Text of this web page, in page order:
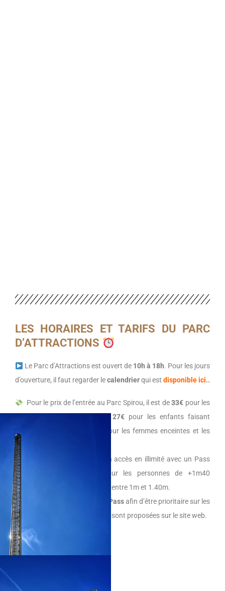
LES HORAIRES ET TARIFS DU PARC
D’ATTRACTIONS
Le Parc d’Attractions est ouvert de 10h à 18h. Pour les jours
d’ouverture, il faut regarder lecalendrierqui est disponible ici..
Pour le prix de l’entrée au Parc Spirou, il est de33€ pour les
personnes de
et de27€ pour les enfants faisant
entre
(gratuit pour les femmes enceintes et les
enfants
Il est aussi possible d’avoir un accès en illimité avec un Pass
Saison au tarif de
pour les personnes de +1m40
et
pour les enfants faisant entre 1met 1.40m.
Vous pouvez utiliser un
Lucky Passafin d’être prioritaire sur les
attractions, plusieurs formules sont proposées sur le site web.